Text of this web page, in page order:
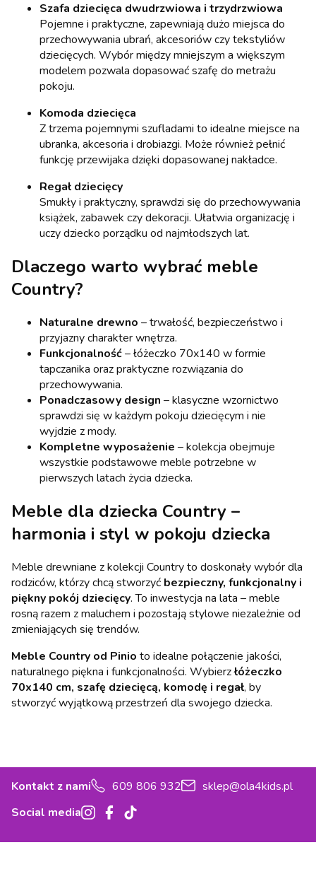
Szafa dziecięca dwudrzwiowa i trzydrzwiowa
Pojemne i praktyczne, zapewniają dużo miejsca do
przechowywania ubrań, akcesoriów czy tekstyliów
dziecięcych. Wybór między mniejszym a większym
modelem pozwala dopasować szafę do metrażu
pokoju.
Komoda dziecięca
Z trzema pojemnymi szufladami to idealne miejsce na
ubranka, akcesoria i drobiazgi. Może również pełnić
funkcję przewijaka dzięki dopasowanej nakładce.
Regał dziecięcy
Smukły i praktyczny, sprawdzi się do przechowywania
książek, zabawek czy dekoracji. Ułatwia organizację i
uczy dziecko porządku od najmłodszych lat.
Dlaczego warto wybrać meble
Country?
Naturalne drewno – trwałość, bezpieczeństwo i
przyjazny charakter wnętrza.
Funkcjonalność– łóżeczko 70x140 w formie
tapczanika oraz praktyczne rozwiązania do
przechowywania.
Ponadczasowy design – klasyczne wzornictwo
sprawdzi się w każdym pokoju dziecięcym i nie
wyjdzie z mody.
Kompletne wyposażenie – kolekcja obejmuje
wszystkie podstawowe meble potrzebne w
pierwszych latach życia dziecka.
Meble dla dziecka Country –
harmonia i styl w pokoju dziecka
Meble drewniane z kolekcji Country to doskonały wybór dla
rodziców, którzy chcą stworzyć bezpieczny, funkcjonalny i
piękny pokój dziecięcy. To inwestycja na lata – meble
rosną razem z maluchem i pozostają stylowe niezależnie od
zmieniających się trendów.
Meble Country od Pinio to idealne połączenie jakości,
naturalnego piękna i funkcjonalności. Wybierzłóżeczko
70x140 cm, szafę dziecięcą, komodę i regał, by
stworzyć wyjątkową przestrzeń dla swojego dziecka.
Kontakt z nami 609 806 932
sklep@ola4kids.pl
Social media